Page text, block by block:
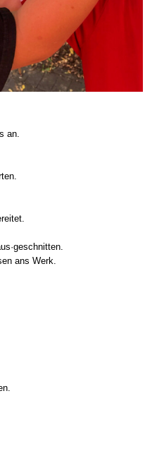
an.
ans Werk.